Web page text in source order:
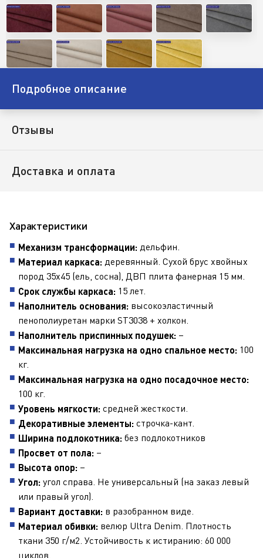
Подробное описание
Отзывы
Доставка и оплата
Характеристики
Механизм трансформации: дельфин.
Материал каркаса: деревянный. Сухой брус хвойных
пород 35х45 (ель, сосна), ДВП плита фанерная 15 мм.
Срок службы каркаса: 15 лет.
Наполнитель основания: высокоэластичный
пенополиуретан марки ST3038 + холкон.
Наполнитель приспинных подушек: –
Максимальная нагрузка на одно спальное место: 100
кг.
Максимальная нагрузка на одно посадочное место:
100 кг.
Уровень мягкости: средней жесткости.
Декоративные элементы: строчка-кант.
Ширина подлокотника: без подлокотников
Просвет от пола: –
Высота опор: –
Угол: угол справа. Не универсальный (на заказ левый
или правый угол).
Вариант доставки: в разобранном виде.
Материал обивки: велюр Ultra Denim. Плотность
ткани 350 г/м2. Устойчивость к истиранию: 60 000
циклов.